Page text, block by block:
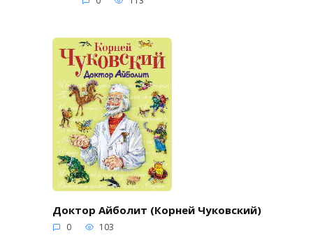
Доктор Айболит (Корней Чуковский)
0 103